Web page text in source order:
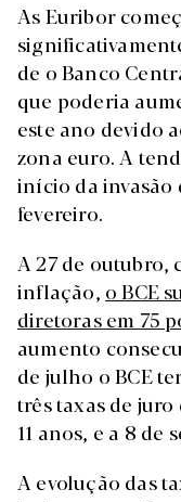
As Euribor
de o Banco
que poderia
este ano devido
zona euro. A
início da invasão
fevereiro.
A 27 de outubro,
inflação, o BCE
diretoras em 75
aumento
de julho o BCE
três taxas de
11 anos, e a 8 de
A evolução das